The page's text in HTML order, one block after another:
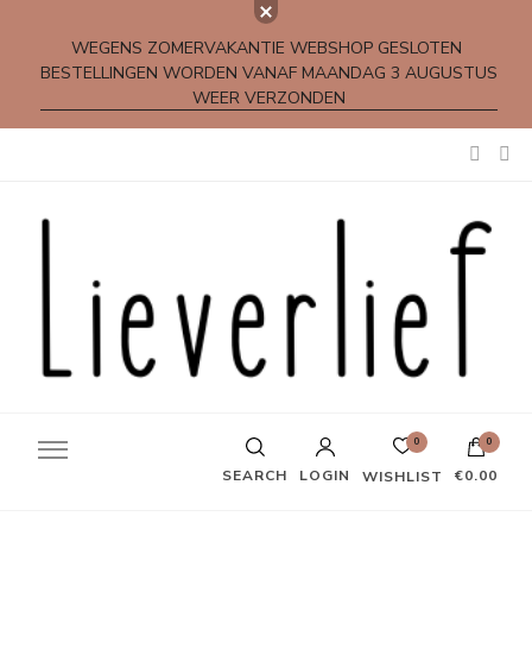
WEGENS ZOMERVAKANTIE WEBSHOP GESLOTEN
BESTELLINGEN WORDEN VANAF MAANDAG 3 AUGUSTUS
WEER VERZONDEN
SEARCH LOGIN
0
WISHLIST
0
€0.00